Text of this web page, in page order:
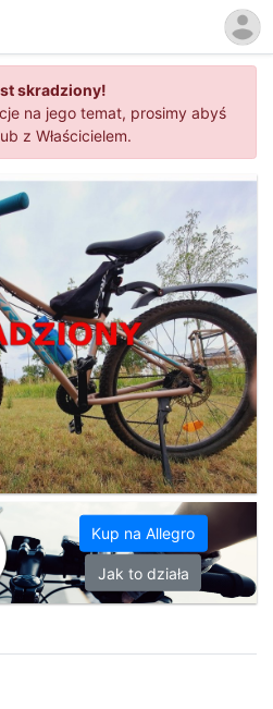
skradziony!
na jego temat, prosimy abyś
z Właścicielem.
Kup na Allegro
Jak to działa